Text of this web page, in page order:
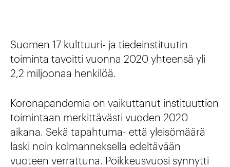
Suomen 17 kulttuuri- ja tiedeinstituutin
toiminta tavoitti vuonna 2020 yhteensä yli
2,2 miljoonaa henkilöä.
Koronapandemia on vaikuttanut instituuttien
toimintaan merkittävästi vuoden 2020
aikana. Sekä tapahtuma- että yleisömäärä
laski noin kolmanneksella edeltävään
vuoteen verrattuna. Poikkeusvuosi synnytti